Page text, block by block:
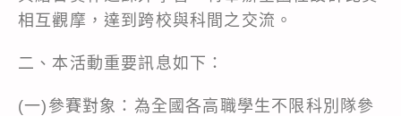
相互觀摩，達到跨校與科間之交流。
二、本活動重要訊息如下：
(一)參賽對象：為全國各高職學生不限科別隊參